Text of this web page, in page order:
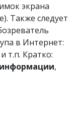
экрана
Также следует
в Интернет:
т.п. Кратко:
,